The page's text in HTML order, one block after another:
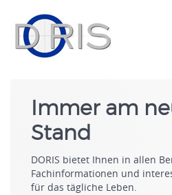
Immer am
Stand
DORIS bietet Ihnen in allen
Fachinformationen und
für das tägliche Leben.